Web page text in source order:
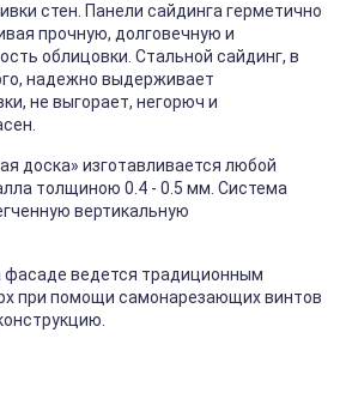
стен. Панели сайдинга герметично
прочную, долговечную и
облицовки. Стальной сайдинг, в
надежно выдерживает
не выгорает, негорюч и
доска» изготавливается любой
толщиною 0.4 - 0.5 мм. Система
вертикальную
фасаде ведется традиционным
при помощи самонарезающих винтов